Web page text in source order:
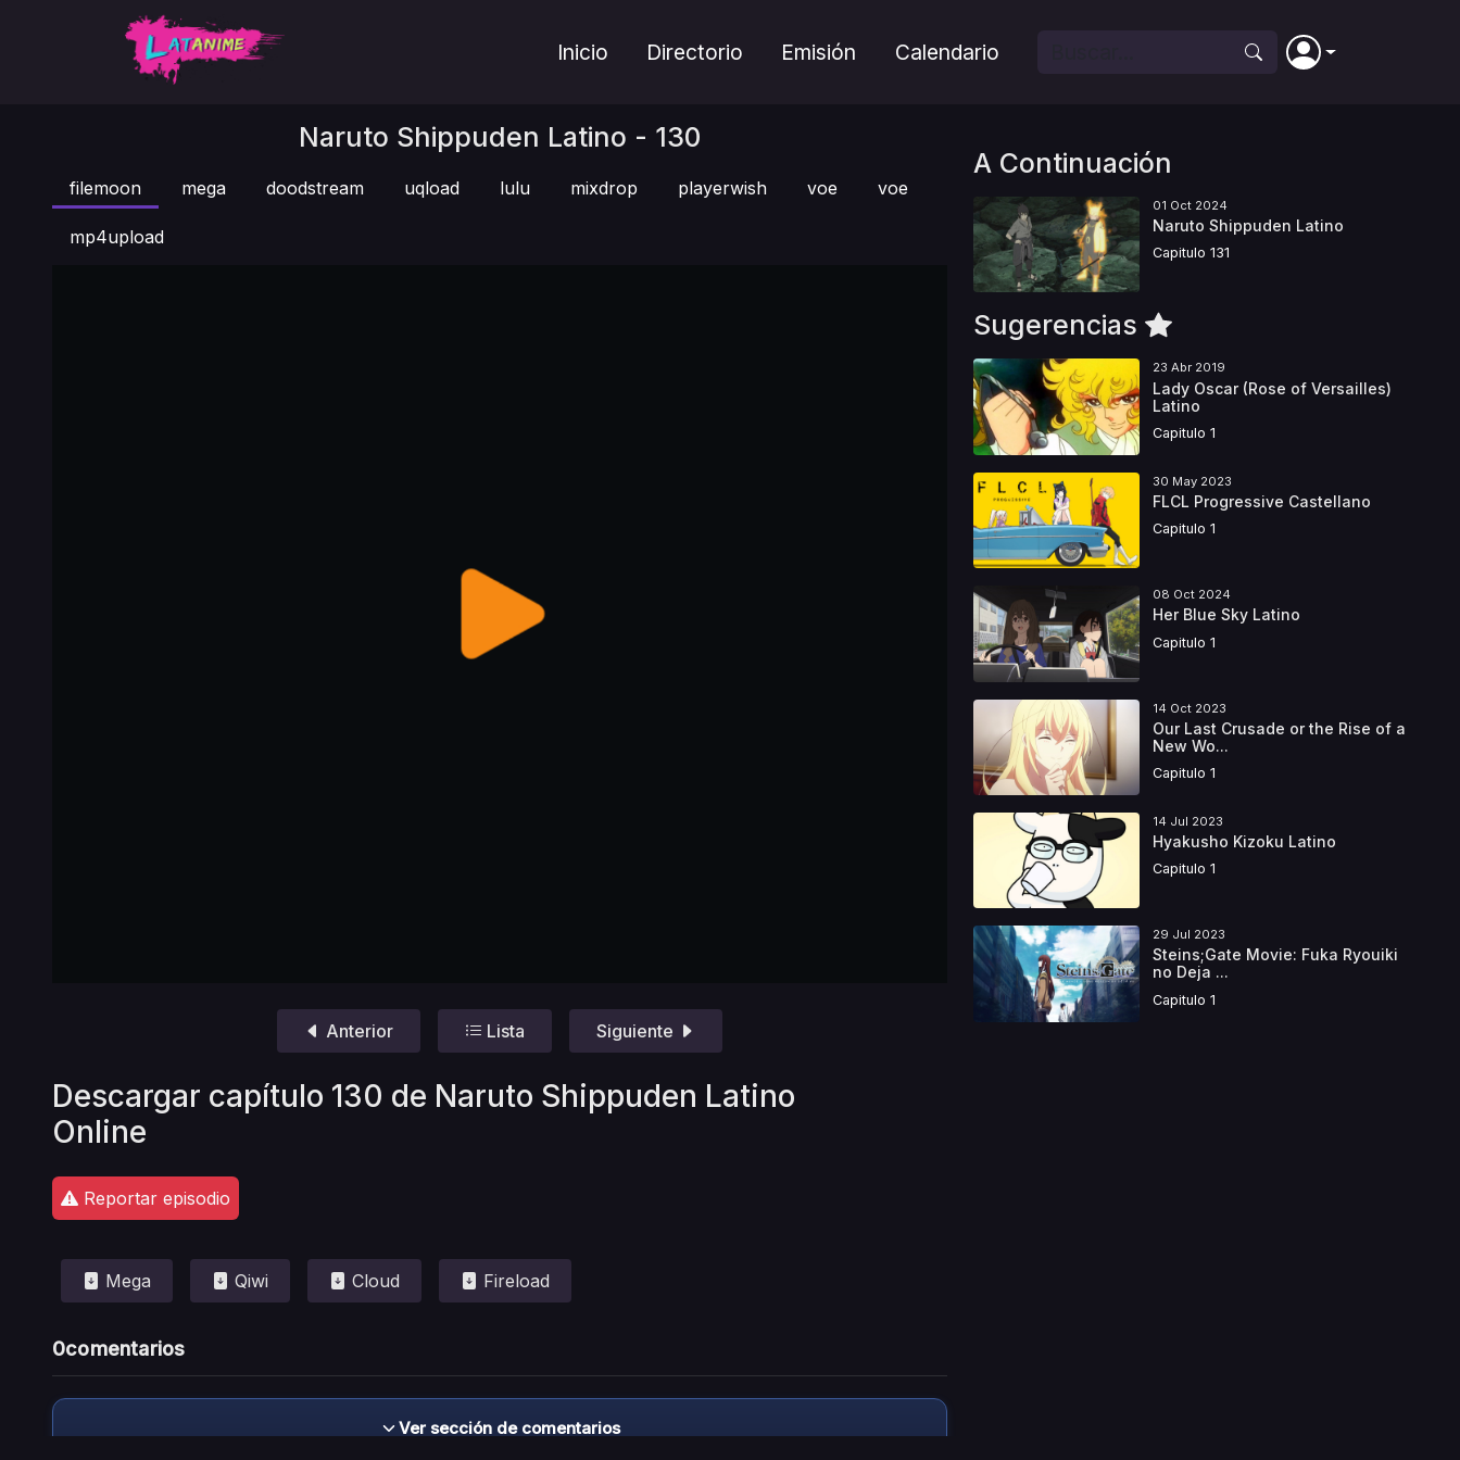
Inicio Directorio Emisión Calendario
Naruto Shippuden Latino - 130
filemoon mega doodstream uqload lulu mixdrop playerwish voe voe
mp4upload
Anterior Lista Siguiente
Descargar capítulo 130 de Naruto Shippuden Latino
Online
Reportar episodio
Mega Qiwi Cloud Fireload
0comentarios
Ver sección de comentarios
A Continuación
01 Oct 2024
Naruto Shippuden Latino
Capitulo 131
Sugerencias
23 Abr 2019
Lady Oscar (Rose of Versailles)
Latino
Capitulo 1
30 May 2023
FLCL Progressive Castellano
Capitulo 1
08 Oct 2024
Her Blue Sky Latino
Capitulo 1
14 Oct 2023
Our Last Crusade or the Rise of a
New Wo...
Capitulo 1
14 Jul 2023
Hyakusho Kizoku Latino
Capitulo 1
29 Jul 2023
Steins;Gate Movie: Fuka Ryouiki
no Deja ...
Capitulo 1